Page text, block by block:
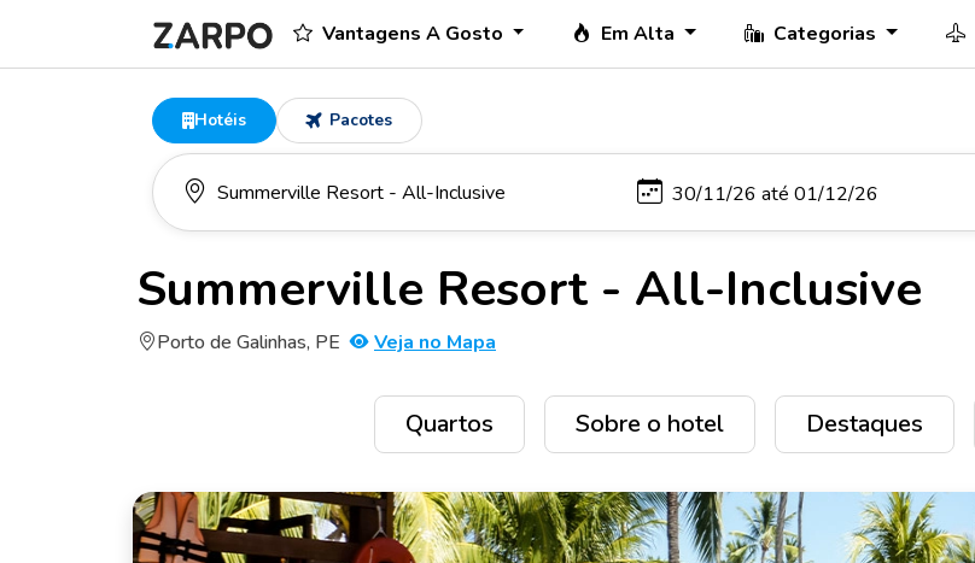
Vantagens A Gosto Em Alta Categorias
Hotéis Pacotes
Summerville Resort - All-Inclusive
Porto de Galinhas, PE Veja no Mapa
Quartos Sobre o hotel Destaques